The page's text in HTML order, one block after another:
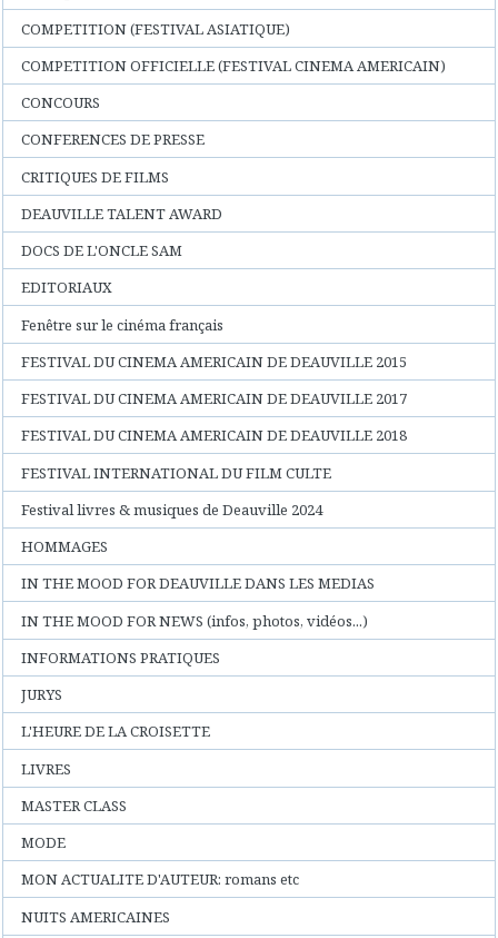
COMPETITION (FESTIVAL ASIATIQUE)
COMPETITION OFFICIELLE (FESTIVAL CINEMA AMERICAIN)
CONCOURS
CONFERENCES DE PRESSE
CRITIQUES DE FILMS
DEAUVILLE TALENT AWARD
DOCS DE L'ONCLE SAM
EDITORIAUX
Fenêtre sur le cinéma français
FESTIVAL DU CINEMA AMERICAIN DE DEAUVILLE 2015
FESTIVAL DU CINEMA AMERICAIN DE DEAUVILLE 2017
FESTIVAL DU CINEMA AMERICAIN DE DEAUVILLE 2018
FESTIVAL INTERNATIONAL DU FILM CULTE
Festival livres & musiques de Deauville 2024
HOMMAGES
IN THE MOOD FOR DEAUVILLE DANS LES MEDIAS
IN THE MOOD FOR NEWS (infos, photos, vidéos...)
INFORMATIONS PRATIQUES
JURYS
L'HEURE DE LA CROISETTE
LIVRES
MASTER CLASS
MODE
MON ACTUALITE D'AUTEUR: romans etc
NUITS AMERICAINES